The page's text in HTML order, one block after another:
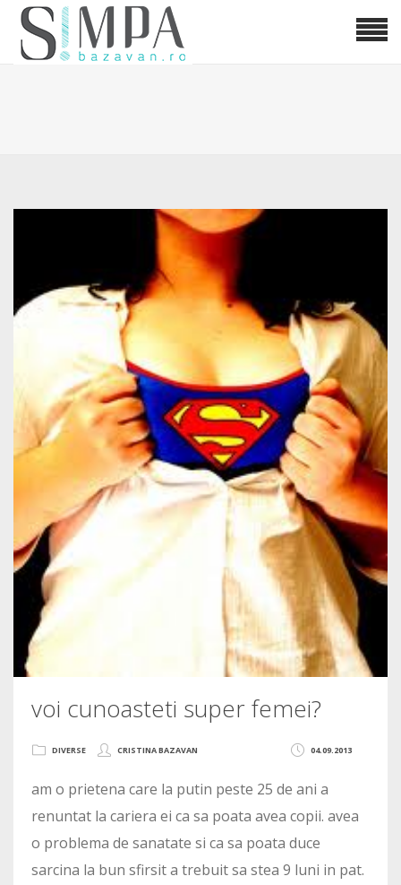
voi cunoasteti super femei?
04.09.2013
DIVERSE CRISTINA BAZAVAN
am o prietena care la putin peste 25 de ani a
renuntat la cariera ei ca sa poata avea copii. avea
o problema de sanatate si ca sa poata duce
sarcina la bun sfirsit a trebuit sa stea 9 luni in pat.